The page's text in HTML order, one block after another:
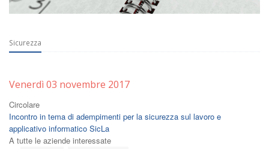
Sicurezza
Venerdì 03 novembre 2017
Circolare
Incontro in tema di adempimenti per la sicurezza sul lavoro e
applicativo informatico SicLa
A tutte le aziende interessate